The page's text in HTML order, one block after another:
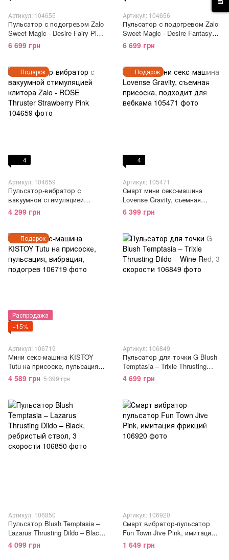
Артикул: 104655
Пульсатор с подогревом Zalo
Sweet Magic - Desire Fairy Pink,
турбо режим
6 699 грн
Артикул: 104656
Пульсатор с подогревом Zalo
Sweet Magic - Desire Fantasy
Violet, турбо режим
6 699 грн
Подарок
4
Артикул: 104659
Пульсатор-вибратор с
вакуумной стимуляцией
клитора Zalo - ROSE Thruster
Strawberry Pink
4 299 грн
Подарок
4
Артикул: 105471
Смарт мини секс-машина
Lovense Gravity, съемная
присоска, подходит для
вебкама
6 399 грн
Подарок
Распродажа
−15%
Артикул: 106719
Мини секс-машина KISTOY
Tutu на присоске, пульсация,
вибрация, подогрев
4 589 грн 5 399 грн
Артикул: 106849
Пульсатор для точки G Blush
Temptasia – Trixie Thrusting
Dildo – Wine Red, 3 скорости
4 699 грн
Артикул: 106850
Пульсатор Blush Temptasia –
Lazarus Thrusting Dildo – Black,
ребристый ствол, 3 скорости
4 099 грн
Артикул: 106920
Смарт вибратор-пульсатор
Fun Town Jive Pink, имитация
фрикций
1 649 грн